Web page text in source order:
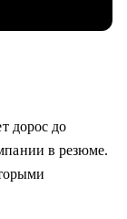
дорос до
в резюме.